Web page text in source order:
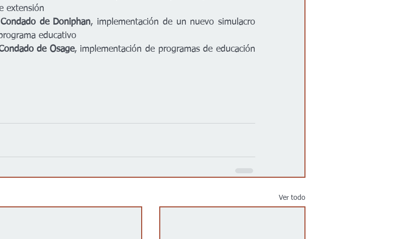
extensión
de Doniphan, implementación de un nuevo simulacro
educativo
de Osage, implementación de programas de educación
Ver todo